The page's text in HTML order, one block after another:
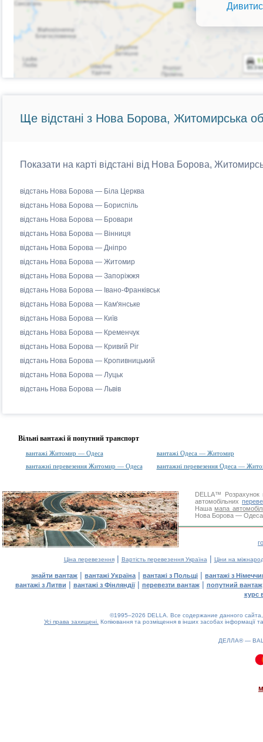
Ще відстані з Нова Борова, Житомирська
Показати на карті відстані від Нова Борова,
відстань Нова Борова — Біла Церква
відстань Нова Борова — Бориспіль
відстань Нова Борова — Бровари
відстань Нова Борова — Вінниця
відстань Нова Борова — Дніпро
відстань Нова Борова — Житомир
відстань Нова Борова — Запоріжжя
відстань Нова Борова — Івано-Франківськ
відстань Нова Борова — Кам'янське
відстань Нова Борова — Київ
відстань Нова Борова — Кременчук
відстань Нова Борова — Кривий Ріг
відстань Нова Борова — Кропивницький
відстань Нова Борова — Луцьк
відстань Нова Борова — Львів
Вільні вантажі й попутний транспорт
вантажі Житомир — Одеса
вантажі Одеса — Житомир
вантажні перевезення Житомир — Одеса
вантажні перевезення Одеса —
DELLA™
Розрахунок
автомобільних
Нашамапа
Нова Борова — Одеса.
Ціна перевезення| Вартість перевезення Україна | Ціни на
знайти вантаж | вантажі Україна | вантажі з Польщі | вантажі з
вантажі з Литви | вантажі з Фінляндії| перевезти вантаж| попутний вантаж
курс
©1995–2026 DELLA. Все содержание данного
Усі права захищені. Копіювання та розміщення в інших засобах інформації
ДЕЛЛА® —